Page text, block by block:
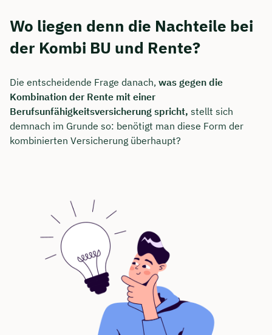
Wo liegen denn die Nachteile bei
der Kombi BU und Rente?
Die entscheidende Frage danach, was gegen die
Kombination der Rente mit einer
Berufsunfähigkeitsversicherung spricht, stellt sich
demnach im Grunde so: benötigt man diese Form der
kombinierten Versicherung überhaupt?